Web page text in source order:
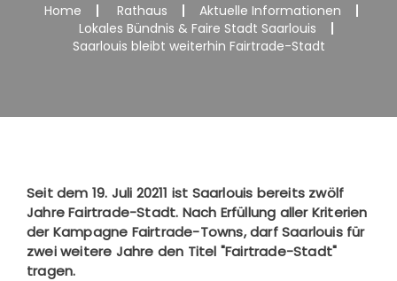
Home Rathaus
Aktuelle Informationen
Lokales Bündnis & Faire Stadt Saarlouis
Saarlouis bleibt weiterhin Fairtrade-Stadt
Seit dem 19. Juli 20211 ist Saarlouis bereits zwölf
Jahre Fairtrade-Stadt. Nach Erfüllung aller Kriterien
der Kampagne Fairtrade-Towns, darf Saarlouis für
zwei weitere Jahre den Titel "Fairtrade-Stadt"
tragen.